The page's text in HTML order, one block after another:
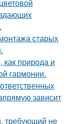
старых
как природа и
гармонии.
зависит
требующий не